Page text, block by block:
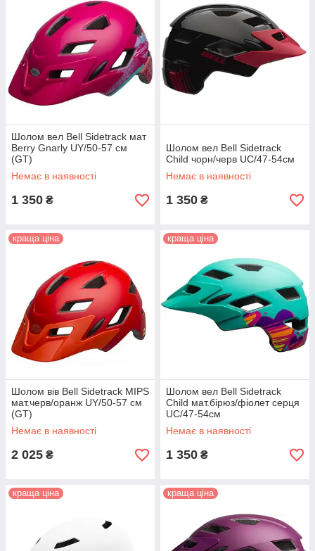
Шолом вел Bell Sidetrack мат
Berry Gnarly UY/50-57 см
(GT)
Немає в наявності
1 350 ₴
Шолом вел Bell Sidetrack
Child чорн/черв UC/47-54см
Немає в наявності
1 350 ₴
краща ціна
Шолом вів Bell Sidetrack MIPS
мат.черв/оранж UY/50-57 см
(GT)
Немає в наявності
2 025 ₴
краща ціна
Шолом вел Bell Sidetrack
Child мат.бірюз/фіолет серця
UC/47-54см
Немає в наявності
1 350 ₴
краща ціна краща ціна